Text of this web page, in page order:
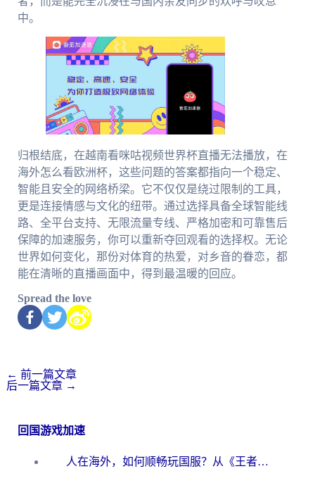
中。
归根结底，在越南看咪咕视频世界杯直播无法播放，在
海外怎么看欧洲杯，这些问题的答案都指向一个稳定、
智能且安全的网络桥梁。它不仅仅是绕过限制的工具，
更是连接情感与文化的纽带。通过选择具备全球智能线
路、全平台支持、无限流量专线、严格加密和可靠售后
保障的加速服务，你可以重新夺回观看的选择权。无论
世界如何变化，那份对体育的热爱，对乡音的眷恋，都
能在清晰的直播画面中，得到最温暖的回应。
Spread the love
← 前一篇文章
后一篇文章 →
回国游戏加速
人在海外，如何顺畅玩国服？从《王者荣耀》到《云图计划》的加速器终极指南